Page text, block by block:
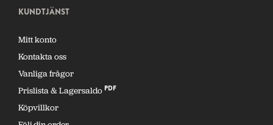
KUNDTJÄNST
Mitt konto
Kontakta oss
Vanliga frågor
Prislista & Lagersaldo PDF
Köpvillkor